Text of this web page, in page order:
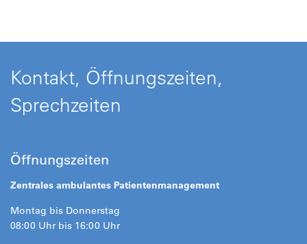
Kontakt, Öffnungszeiten,
Sprechzeiten
Öffnungszeiten
Zentrales ambulantes Patientenmanagement
Montag bis Donnerstag
08:00 Uhr bis 16:00 Uhr